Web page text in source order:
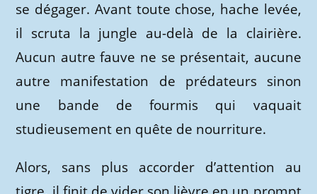
se dégager. Avant toute chose, hache levée,
il scruta la jungle au-delà de la clairière.
Aucun autre fauve ne se présentait, aucune
autre manifestation de prédateurs sinon
une bande de fourmis qui vaquait
studieusement en quête de nourriture.
Alors, sans plus accorder d’attention au